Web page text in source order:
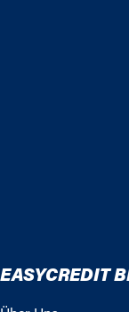
EASYCREDIT